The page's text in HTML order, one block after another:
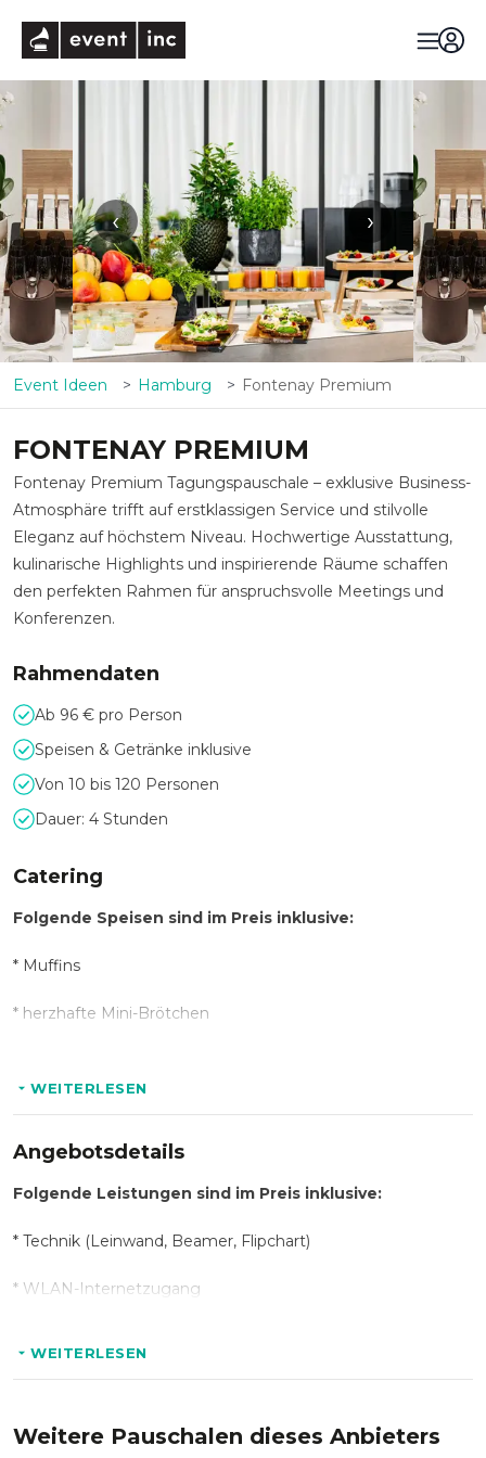
‹ ›
Event Ideen Hamburg Fontenay Premium
FONTENAY PREMIUM
Fontenay Premium Tagungspauschale – exklusive Business-
Atmosphäre trifft auf erstklassigen Service und stilvolle
Eleganz auf höchstem Niveau. Hochwertige Ausstattung,
kulinarische Highlights und inspirierende Räume schaffen
den perfekten Rahmen für anspruchsvolle Meetings und
Konferenzen.
Rahmendaten
Ab 96 € pro Person
Speisen & Getränke inklusive
Von 10 bis 120 Personen
Dauer: 4 Stunden
Catering
Folgende Speisen sind im Preis inklusive:
* Muffins
* herzhafte Mini-Brötchen
* Kuchenauswahl
* Gemüse mit Dips
* Saisonales 3-Gang-Menü
WEITERLESEN
Angebotsdetails
Folgende Leistungen sind im Preis inklusive:
* Technik (Leinwand, Beamer, Flipchart)
* WLAN-Internetzugang
WEITERLESEN
Weitere Pauschalen dieses Anbieters